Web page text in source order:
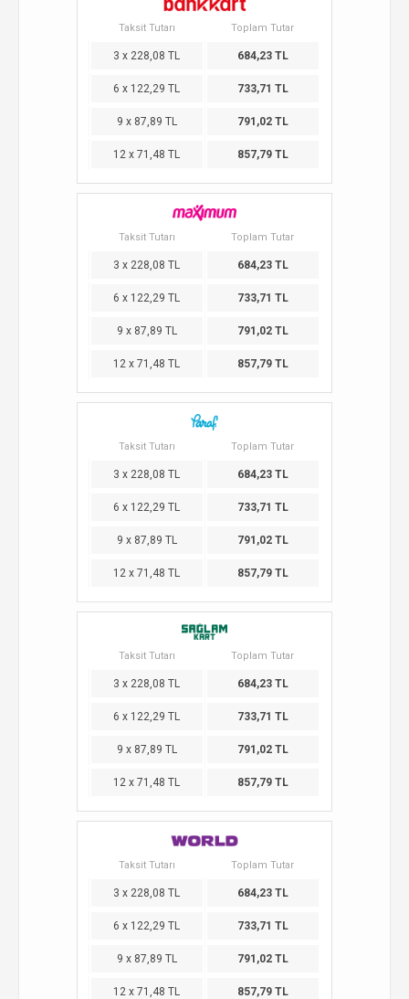
Taksit Tutarı Toplam Tutar
3 x 228,08 TL 684,23 TL
6 x 122,29 TL 733,71 TL
9 x 87,89 TL 791,02 TL
12 x 71,48 TL 857,79 TL
Taksit Tutarı Toplam Tutar
3 x 228,08 TL 684,23 TL
6 x 122,29 TL 733,71 TL
9 x 87,89 TL 791,02 TL
12 x 71,48 TL 857,79 TL
Taksit Tutarı Toplam Tutar
3 x 228,08 TL 684,23 TL
6 x 122,29 TL 733,71 TL
9 x 87,89 TL 791,02 TL
12 x 71,48 TL 857,79 TL
Taksit Tutarı Toplam Tutar
3 x 228,08 TL 684,23 TL
6 x 122,29 TL 733,71 TL
9 x 87,89 TL 791,02 TL
12 x 71,48 TL 857,79 TL
Taksit Tutarı Toplam Tutar
3 x 228,08 TL 684,23 TL
6 x 122,29 TL 733,71 TL
9 x 87,89 TL 791,02 TL
12 x 71,48 TL 857,79 TL